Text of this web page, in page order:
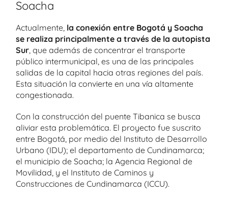
Soacha
Actualmente, la conexión entre Bogotá y Soacha
se realiza principalmente a través de la autopista
Sur , que además de concentrar el transporte
público intermunicipal, es una de las principales
salidas de la capital hacia otras regiones del país.
Esta situación la convierte en una vía altamente
congestionada.
Con la construcción del puente Tibanica se busca
aliviar esta problemática. El proyecto fue suscrito
entre Bogotá, por medio del Instituto de Desarrollo
Urbano (IDU); el departamento de Cundinamarca;
el municipio de Soacha; la Agencia Regional de
Movilidad, y el Instituto de Caminos y
Construcciones de Cundinamarca (ICCU).